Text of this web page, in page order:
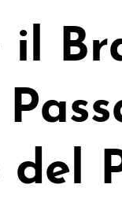
del